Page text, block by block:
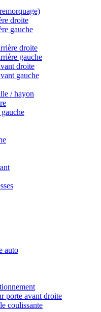
droite
gauche
droite
gauche
droite
gauche
/ hayon
auto
porte avant droite
coulissante